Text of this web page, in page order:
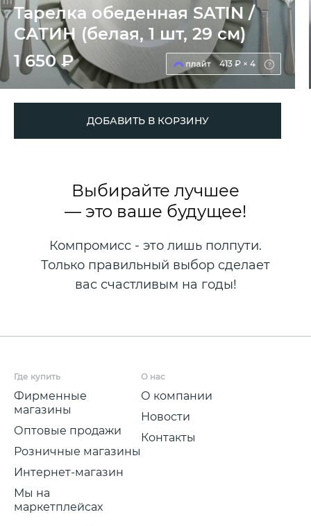
Тарелка обеденная SATIN /
САТИН (белая, 1 шт, 29 см)
1 650 ₽
413 ₽ × 4
ДОБАВИТЬ В КОРЗИНУ
Выбирайте лучшее
— это ваше будущее!
Компромисс - это лишь полпути.
Только правильный выбор сделает
вас счастливым на годы!
Где купить
Фирменные
магазины
Оптовые продажи
Розничные магазины
Интернет-магазин
Мы на
маркетплейсах
О нас
О компании
Новости
Контакты